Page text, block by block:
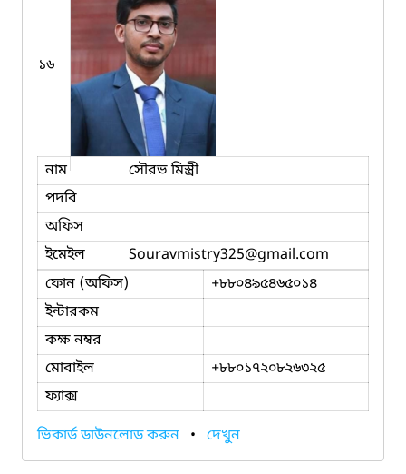
১৬
নাম
সৌরভ মিস্ত্রী
পদবি
অফিস
ইমেইল
Souravmistry325@gmail.com
ফোন (অফিস)
+৮৮০৪৯৫৪৬৫০১৪
ইন্টারকম
কক্ষ নম্বর
মোবাইল
+৮৮০১৭২০৮২৬৩২৫
ফ্যাক্স
ভিকার্ড ডাউনলোড করুন • দেখুন